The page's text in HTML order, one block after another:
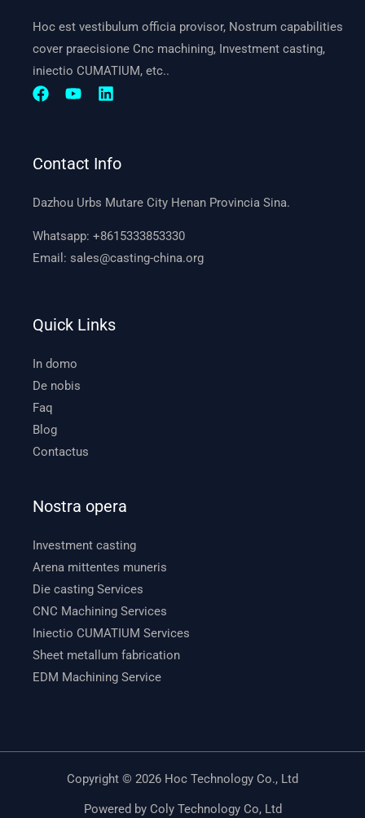
Hoc est vestibulum officia provisor, Nostrum capabilities
cover praecisione Cnc machining, Investment casting,
iniectio CUMATIUM, etc..
Contact Info
Dazhou Urbs Mutare City Henan Provincia Sina.
Whatsapp:+8615333853330
Email:sales@casting-china.org
Quick Links
In domo
De nobis
Faq
Blog
Contactus
Nostra opera
Investment casting
Arena mittentes muneris
Die casting Services
CNC Machining Services
Iniectio CUMATIUM Services
Sheet metallum fabrication
EDM Machining Service
Copyright © 2026 Hoc Technology Co., Ltd
Powered by Coly Technology Co, Ltd